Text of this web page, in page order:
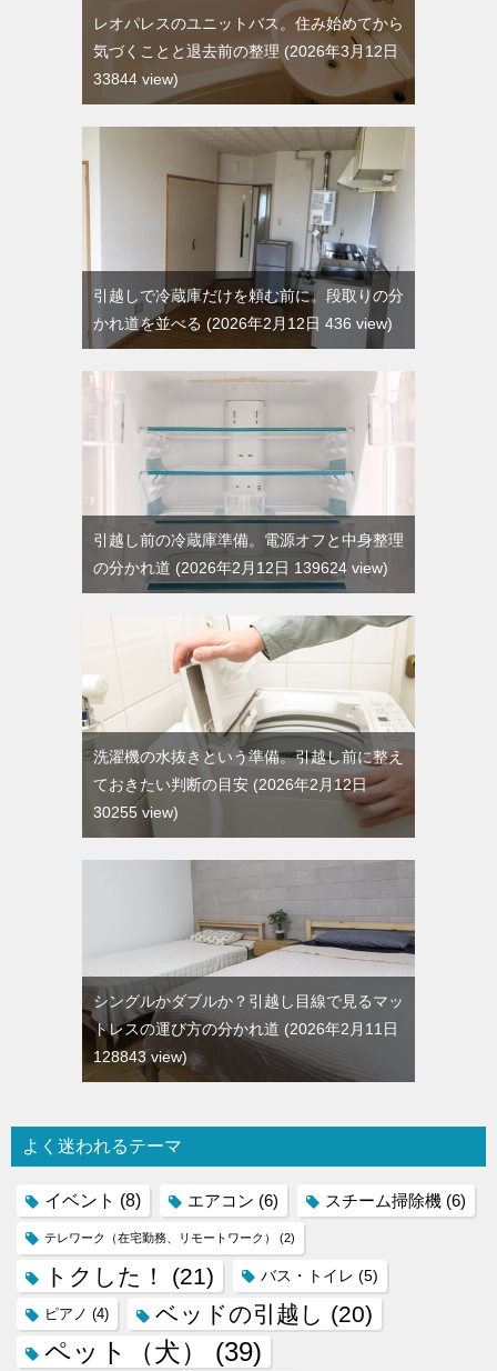
レオパレスのユニットバス。住み始めてから
気づくことと退去前の整理
2026年3月12日
33844 view
引越しで冷蔵庫だけを頼む前に。段取りの分
かれ道を並べる
2026年2月12日 436 view
引越し前の冷蔵庫準備。電源オフと中身整理
の分かれ道
2026年2月12日 139624 view
洗濯機の水抜きという準備。引越し前に整え
ておきたい判断の目安
2026年2月12日
30255 view
シングルかダブルか？引越し目線で見るマッ
トレスの運び方の分かれ道
2026年2月11日
128843 view
よく迷われるテーマ
イベント (8) エアコン (6) スチーム掃除機 (6)
テレワーク（在宅勤務、リモートワーク） (2)
トクした！ (21) バス・トイレ (5)
ピアノ (4) ベッドの引越し (20)
ペット（犬） (39)